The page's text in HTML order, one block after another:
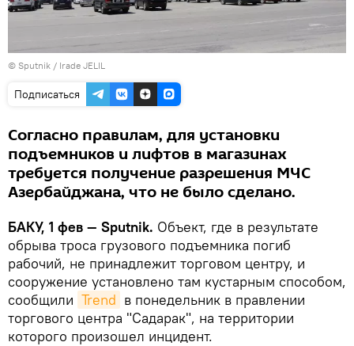
© Sputnik / Irade JELIL
Подписаться
Согласно правилам, для установки
подъемников и лифтов в магазинах
требуется получение разрешения МЧС
Азербайджана, что не было сделано.
БАКУ, 1 фев — Sputnik. Объект, где в результате
обрыва троса грузового подъемника погиб
рабочий, не принадлежит торговом центру, и
сооружение установлено там кустарным способом,
сообщили Trend в понедельник в правлении
торгового центра "Садарак", на территории
которого произошел инцидент.